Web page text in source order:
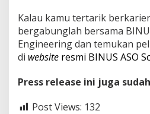
Kalau kamu tertarik
bergabunglah bersama
Engineering dan temukan
di website resmi BINUS ASO
Press release ini juga
Post Views: 132